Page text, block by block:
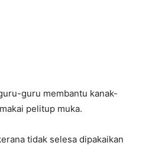
guru membantu kanak-
pelitup muka.
tidak selesa dipakaikan